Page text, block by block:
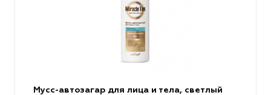
Мусс-автозагар для лица и тела, светлый